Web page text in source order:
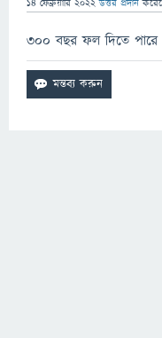
14 ফেব্রুয়ারি 2022 উত্তর প্রদান
৩০০ বছর ফল দিতে পারে